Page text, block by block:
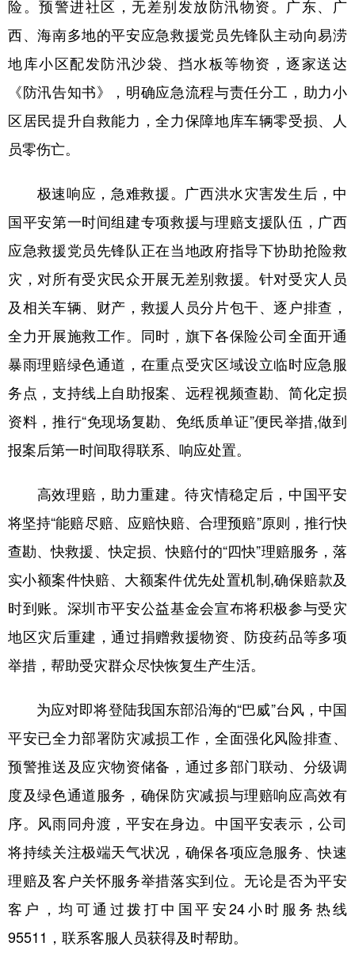
险。预警进社区，无差别发放防汛物资。广东、广
西、海南多地的平安应急救援党员先锋队主动向易涝
地库小区配发防汛沙袋、挡水板等物资，逐家送达
《防汛告知书》，明确应急流程与责任分工，助力小
区居民提升自救能力，全力保障地库车辆零受损、人
员零伤亡。
极速响应，急难救援。广西洪水灾害发生后，中
国平安第一时间组建专项救援与理赔支援队伍，广西
应急救援党员先锋队正在当地政府指导下协助抢险救
灾，对所有受灾民众开展无差别救援。针对受灾人员
及相关车辆、财产，救援人员分片包干、逐户排查，
全力开展施救工作。同时，旗下各保险公司全面开通
暴雨理赔绿色通道，在重点受灾区域设立临时应急服
务点，支持线上自助报案、远程视频查勘、简化定损
资料，推行“免现场复勘、免纸质单证”便民举措,做到
报案后第一时间取得联系、响应处置。
高效理赔，助力重建。待灾情稳定后，中国平安
将坚持“能赔尽赔、应赔快赔、合理预赔”原则，推行快
查勘、快救援、快定损、快赔付的“四快”理赔服务，落
实小额案件快赔、大额案件优先处置机制,确保赔款及
时到账。深圳市平安公益基金会宣布将积极参与受灾
地区灾后重建，通过捐赠救援物资、防疫药品等多项
举措，帮助受灾群众尽快恢复生产生活。
为应对即将登陆我国东部沿海的“巴威”台风，中国
平安已全力部署防灾减损工作，全面强化风险排查、
预警推送及应灾物资储备，通过多部门联动、分级调
度及绿色通道服务，确保防灾减损与理赔响应高效有
序。风雨同舟渡，平安在身边。中国平安表示，公司
将持续关注极端天气状况，确保各项应急服务、快速
理赔及客户关怀服务举措落实到位。无论是否为平安
客户，均可通过拨打中国平安24小时服务热线
95511，联系客服人员获得及时帮助。